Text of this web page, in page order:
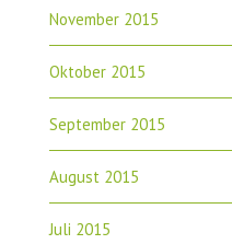
November 2015
Oktober 2015
September 2015
August 2015
Juli 2015